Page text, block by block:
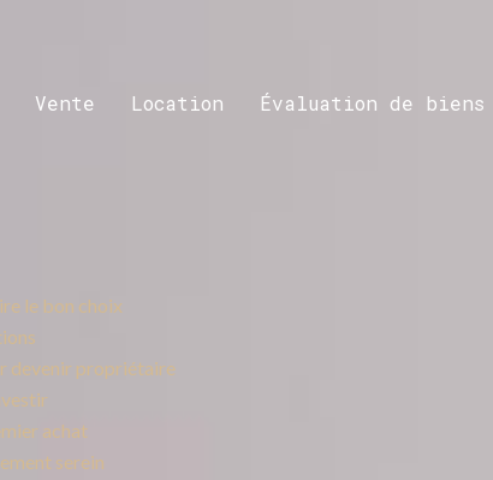
Vente Location Évaluation de biens
le bon choix
devenir propriétaire
achat
serein